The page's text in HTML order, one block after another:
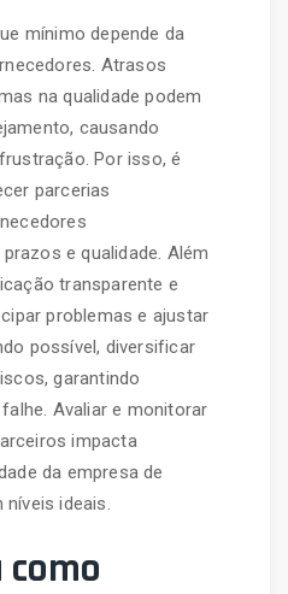
mínimo depende da
Atrasos
na qualidade podem
causando
Por isso, é
parcerias
e qualidade. Além
transparente e
problemas e ajustar
possível, diversificar
garantindo
Avaliar e monitorar
impacta
da empresa de
ideais.
como